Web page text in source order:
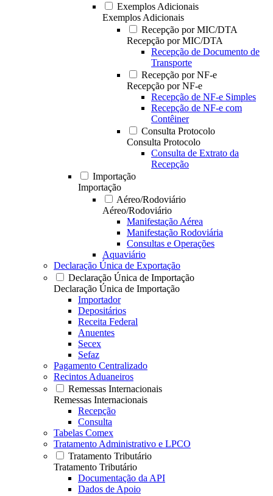
Exemplos Adicionais
Exemplos Adicionais
Recepção por MIC/DTA
Recepção por MIC/DTA
Recepção de Documento de
Transporte
Recepção por NF-e
Recepção por NF-e
Recepção de NF-e Simples
Recepção de NF-e com
Contêiner
Consulta Protocolo
Consulta Protocolo
Consulta de Extrato da
Recepção
Importação
Importação
Aéreo/Rodoviário
Aéreo/Rodoviário
Manifestação Aérea
Manifestação Rodoviária
Consultas e Operações
Aquaviário
Declaração Única de Exportação
Declaração Única de Importação
Declaração Única de Importação
Importador
Depositários
Receita Federal
Anuentes
Secex
Sefaz
Pagamento Centralizado
Recintos Aduaneiros
Remessas Internacionais
Remessas Internacionais
Recepção
Consulta
Tabelas Comex
Tratamento Administrativo e LPCO
Tratamento Tributário
Tratamento Tributário
Documentação da API
Dados de Apoio